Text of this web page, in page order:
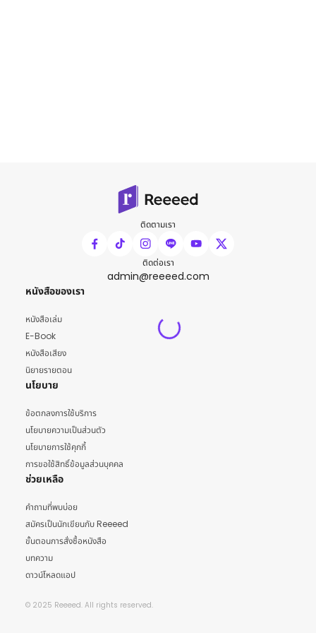
ติดตามเรา
ติดต่อเรา
admin@reeeed.com
หนังสือของเรา
หนังสือเล่ม
E-Book
หนังสือเสียง
นิยายรายตอน
นโยบาย
ข้อตกลงการใช้บริการ
นโยบายความเป็นส่วนตัว
นโยบายการใช้คุกกี้
การขอใช้สิทธิ์ข้อมูลส่วนบุคคล
ช่วยเหลือ
คำถามที่พบบ่อย
สมัครเป็นนักเขียนกับ Reeeed
ขั้นตอนการสั่งซื้อหนังสือ
บทความ
ดาวน์โหลดแอป
© 2025 Reeeed. All rights reserved.